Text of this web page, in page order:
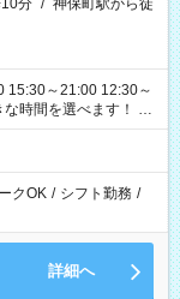
分 / 神保町駅から徒
15:30～21:00 12:30～
クOK / シフト勤務 /
詳細へ